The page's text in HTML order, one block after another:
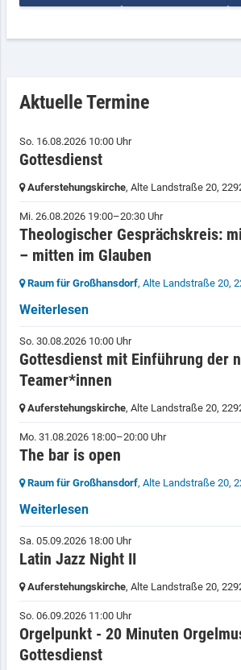
Aktuelle Termine
So. 16.08.2026 10:00 Uhr
Gottesdienst
Auferstehungskirche, Alte Landstraße 20,
Mi. 26.08.2026 19:00–20:30 Uhr
Theologischer Gesprächskreis:
– mitten im Glauben
Raum für Großhansdorf, Alte Landstraße 20,
Weiterlesen
So. 30.08.2026 10:00 Uhr
Gottesdienst mit Einführung der
Teamer*innen
Auferstehungskirche, Alte Landstraße 20,
Mo. 31.08.2026 18:00–20:00 Uhr
The bar is open
Raum für Großhansdorf, Alte Landstraße 20,
Weiterlesen
Sa. 05.09.2026 18:00 Uhr
Latin Jazz Night II
Auferstehungskirche, Alte Landstraße 20,
So. 06.09.2026 11:00 Uhr
Orgelpunkt - 20 Minuten
Gottesdienst